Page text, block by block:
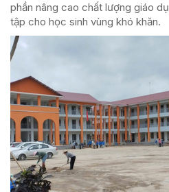
phần nâng cao chất lượng giáo
tập cho học sinh vùng khó khăn.